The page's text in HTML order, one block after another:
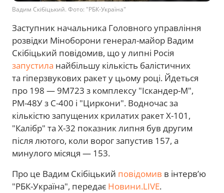
Вадим Скібіцький. Фото: "РБК-Україна"
Заступник начальника Головного управління
розвідки Міноборони генерал-майор Вадим
Скібіцький повідомив, що у липні Росія
запустила найбільшу кількість балістичних
та гіперзвукових ракет у цьому році. Йдеться
про 198 — 9М723 з комплексу "Іскандер-М",
РМ-48У з С-400 і "Циркони". Водночас за
кількістю запущених крилатих ракет Х-101,
"Калібр" та Х-32 показник липня був другим
після лютого, коли ворог запустив 157, а
минулого місяця — 153.
Про це Вадим Скібіцький повідомив в інтервʼю
"РБК-Україна", передає Новини.LIVE.